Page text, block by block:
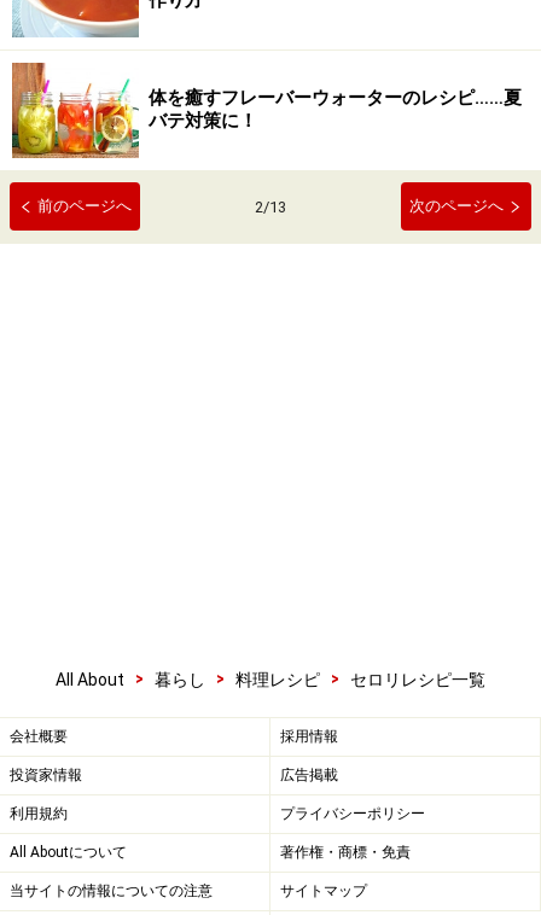
体を癒すフレーバーウォーターのレシピ……夏
バテ対策に！
前のページへ 2/13 次のページへ
All About > 暮らし > 料理レシピ > セロリレシピ一覧
会社概要 採用情報
投資家情報 広告掲載
利用規約 プライバシーポリシー
All Aboutについて 著作権・商標・免責
当サイトの情報についての注意 サイトマップ